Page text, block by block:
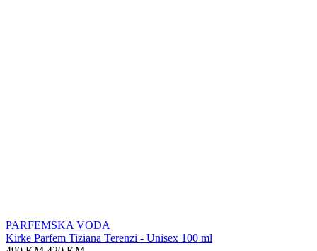
PARFEMSKA VODA
Kirke Parfem Tiziana Terenzi - Unisex 100 ml